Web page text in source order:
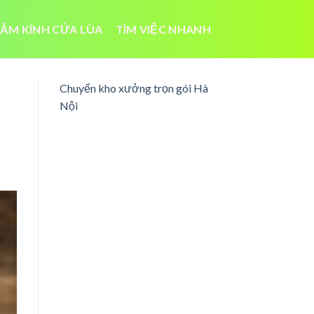
KÍNH CỬA LÙA TÌM VIỆC NHANH
Chuyển kho xưởng trọn gói Hà
Nội